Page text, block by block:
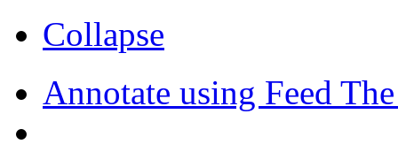
Collapse
Annotate using Feed